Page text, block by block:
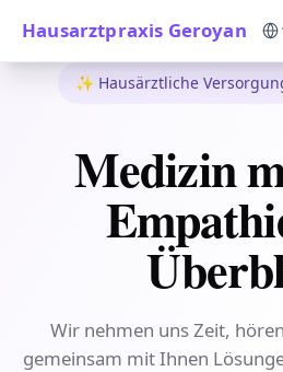
Hausarztpraxis Geroyan
✨ Hausärztliche
Medizin
Wir nehmen uns Zeit,
gemeinsam mit Ihnen